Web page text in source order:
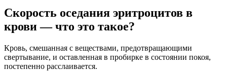
Скорость оседания эритроцитов в
крови — что это такое?
Кровь, смешанная с веществами, предотвращающими
свертывание, и оставленная в пробирке в состоянии покоя,
постепенно расслаивается.